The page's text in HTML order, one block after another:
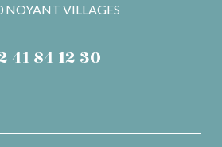
NOYANT VILLAGES
41 84 12 30